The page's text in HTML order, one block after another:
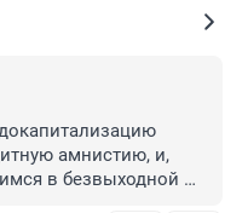
амнистию, и,
в безвыходной